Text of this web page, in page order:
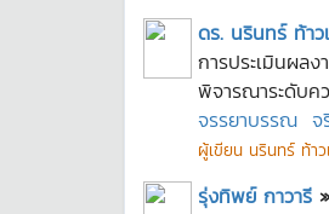
ดร. นรินทร์ ท้า
การประเมินผล
พิจารณาระดับค
จรรยาบรรณ จ
ผู้เขียน นรินทร์ ท้า
รุ่งทิพย์ กาวารี